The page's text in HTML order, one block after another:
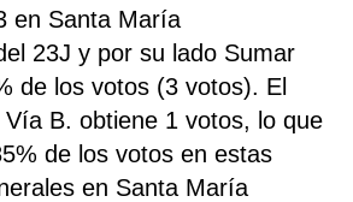
en Santa María
23J y por su lado Sumar
de los votos (3 votos). El
B. obtiene 1 votos, lo que
de los votos en estas
en Santa María